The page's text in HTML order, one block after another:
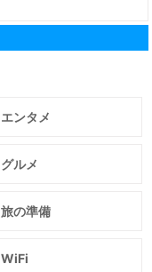
エンタメ
グルメ
旅の準備
WiFi